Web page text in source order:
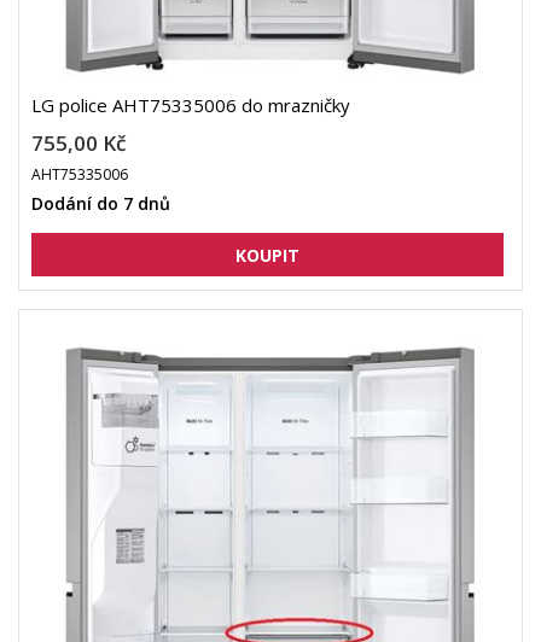
LG police AHT75335006 do mrazničky
755,00 Kč
AHT75335006
Dodání do 7 dnů